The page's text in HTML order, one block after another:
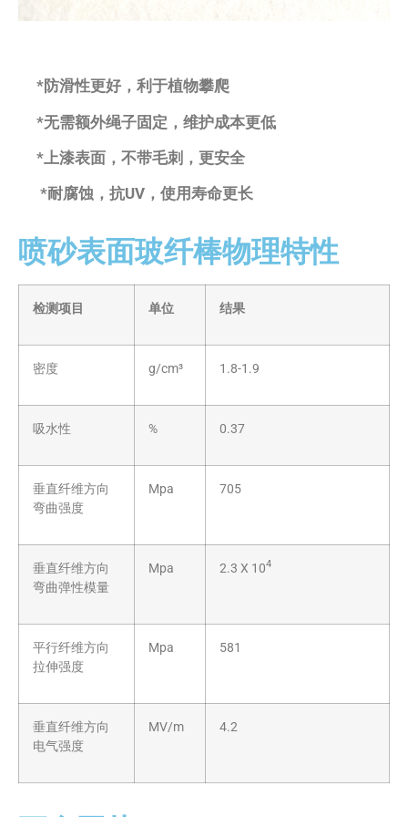
*防滑性更好，利于植物攀爬
*无需额外绳子固定，维护成本更低
*上漆表面，不带毛刺，更安全
*耐腐蚀，抗UV，使用寿命更长
喷砂表面玻纤棒物理特性
检测项目 单位 结果
密度 g/cm³ 1.8-1.9
吸水性 % 0.37
垂直纤维方向
弯曲强度
Mpa 705
垂直纤维方向
弯曲弹性模量
Mpa 2.3 X 104
平行纤维方向
拉伸强度
Mpa 581
垂直纤维方向
电气强度
MV/m 4.2